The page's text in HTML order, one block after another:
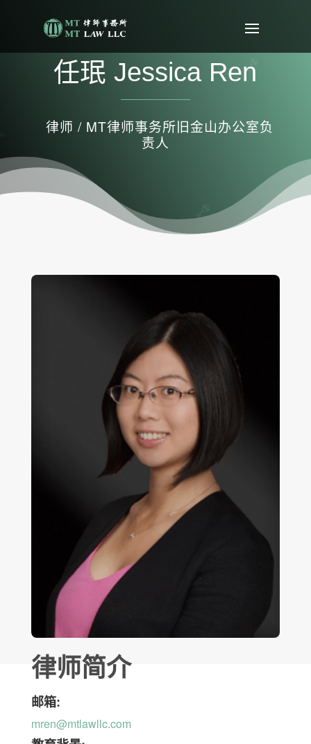
任珉 Jessica Ren
律师 / MT律师事务所旧金山办公室负
责人
律师简介
邮箱:
mren@mtlawllc.com